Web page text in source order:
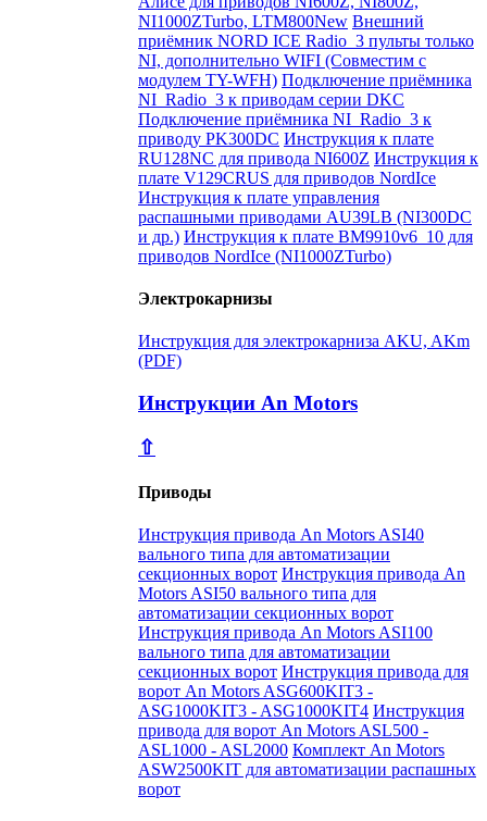
NI1000ZTurbo, LTM800New Внешний
приёмник NORD ICE Radio_3 пульты только
NI, дополнительно WIFI (Совместим с
модулем TY-WFH) Подключение приёмника
NI_Radio_3 к приводам серии DKC
Подключение приёмника NI_Radio_3 к
приводу PK300DC Инструкция к плате
RU128NC для привода NI600Z Инструкция к
плате V129CRUS для приводов NordIce
Инструкция к плате управления
распашными приводами AU39LB (NI300DC
и др.) Инструкция к плате BM9910v6_10 для
приводов NordIce (NI1000ZTurbo)
Электрокарнизы
Инструкция для электрокарниза AKU, AKm
(PDF)
Инструкции An Motors
⇧
Приводы
Инструкция привода An Motors ASI40
вального типа для автоматизации
секционных ворот Инструкция привода An
Motors ASI50 вального типа для
автоматизации секционных ворот
Инструкция привода An Motors ASI100
вального типа для автоматизации
секционных ворот Инструкция привода для
ворот An Motors ASG600KIT3 -
ASG1000KIT3 - ASG1000KIT4 Инструкция
привода для ворот An Motors ASL500 -
ASL1000 - ASL2000 Комплект An Motors
ASW2500KIT для автоматизации распашных
ворот